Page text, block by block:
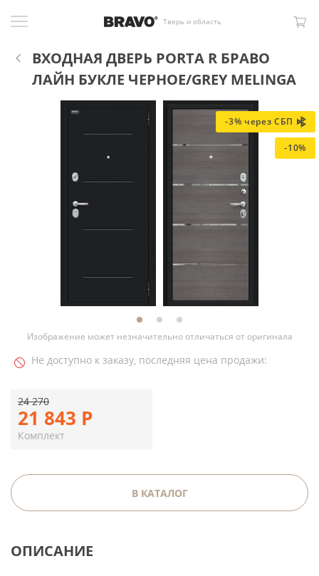
Тверь и область
ВХОДНАЯ ДВЕРЬ PORTA R БРАВО
ЛАЙН БУКЛЕ ЧЕРНОЕ/GREY MELINGA
-3% через СБП
-10%
Изображение может незначительно отличаться от оригинала
Не доступно к заказу, последняя цена продажи:
21 843 Р
24 270
Комплект
В КАТАЛОГ
ОПИСАНИЕ